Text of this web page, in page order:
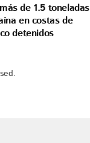
de 1.5 toneladas
en costas de
detenidos